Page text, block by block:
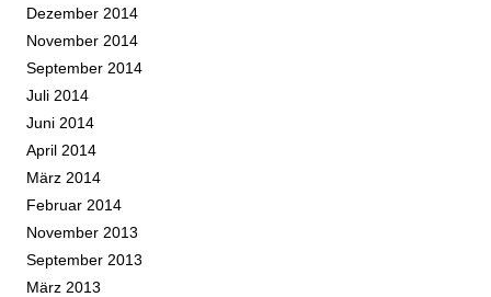
Dezember 2014
November 2014
September 2014
Juli 2014
Juni 2014
April 2014
März 2014
Februar 2014
November 2013
September 2013
März 2013